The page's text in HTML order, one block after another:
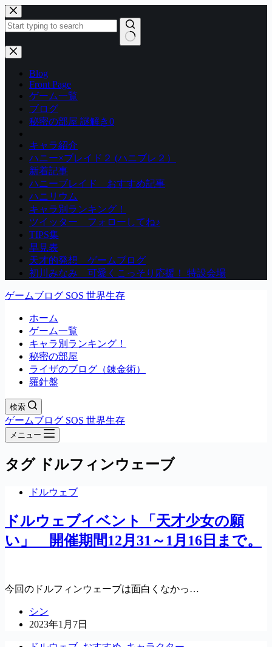
コ
ン
テ
ン
ツ
結
Blog
Front Page
ゲーム一覧
ブログ
秘密の部屋 謎解き0
キャラ紹介
ハニー×ブレイド２ (ハニブレ２）
新着記事
ハニーブレイド おすすめ記事
ハニリウム
キャラ別ランキング！
ツイッター フォローしてね♪
TIPS集
早見表
天才的発想 ゲームブログ
初川みなみ 可愛くこっそり応援！ 特設会場
ゲームブログ SOS 世界生存
ホーム
ゲーム一覧
キャラ別ランキング！
秘密の部屋
ライザのブログ（錬金術）
羅針盤
検索
ゲームブログ SOS 世界生存
メニュー
タグドルフィンウェーブ
ドルウェブ
ドルウェブイベント「天才少女の願
い」 開催期間12月31～1月16日まで。
今回のドルフィンウェーブは面白くなかっ…
シン
2023年1月7日